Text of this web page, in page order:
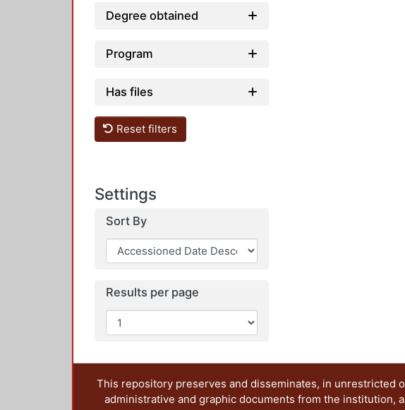
Degree obtained
Program
Has files
Reset filters
Settings
Sort By
Results per page
This repository preserves and disseminates, in unrestricted
administrative and graphic documents from the institution,